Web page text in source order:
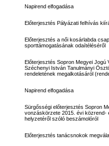
Napirend elfogadása
Előterjesztés Pályázati felhívás
Előterjesztés a női kosárlabda
sporttámogatásának odaítéléséről
Előterjesztés Sopron Megyei Jogú
Széchenyi István Tanulmányi
rendeletének megalkotásáról
Napirend elfogadása
Sürgősségi előterjesztés Sopron
vonzáskörzete 2015. évi közrend-
helyzetéről szóló beszámolóról
Előterjesztés tanácsnokok